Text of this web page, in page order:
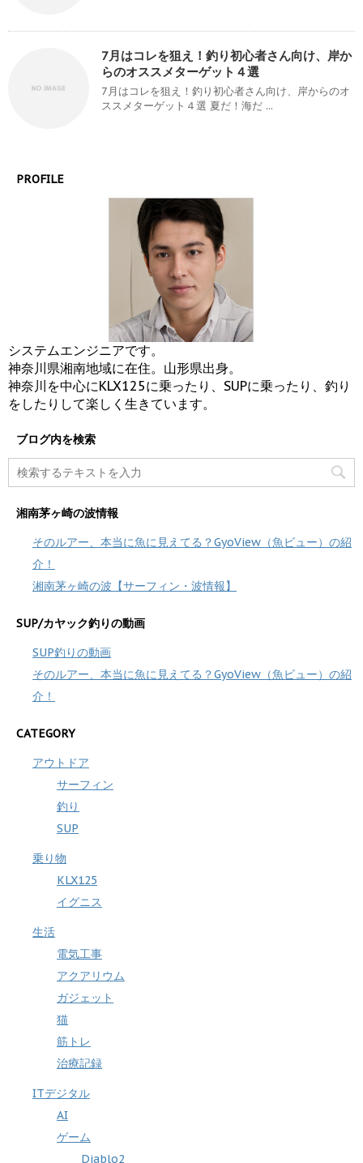
7月はコレを狙え！釣り初心者さん向け、岸か
らのオススメターゲット４選
7月はコレを狙え！釣り初心者さん向け、岸からのオ
ススメターゲット４選 夏だ！海だ ...
PROFILE
システムエンジニアです。
神奈川県湘南地域に在住。山形県出身。
神奈川を中心にKLX125に乗ったり、SUPに乗ったり、釣り
をしたりして楽しく生きています。
ブログ内を検索
湘南茅ヶ崎の波情報
そのルアー、本当に魚に見えてる？GyoView（魚ビュー）の紹
介！
湘南茅ヶ崎の波【サーフィン・波情報】
SUP/カヤック釣りの動画
SUP釣りの動画
そのルアー、本当に魚に見えてる？GyoView（魚ビュー）の紹
介！
CATEGORY
アウトドア
サーフィン
釣り
SUP
乗り物
KLX125
イグニス
生活
電気工事
アクアリウム
ガジェット
猫
筋トレ
治療記録
ITデジタル
AI
ゲーム
Diablo2